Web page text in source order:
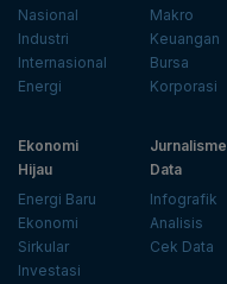
Nasional
Industri
Internasional
Energi
Makro
Keuangan
Bursa
Korporasi
Ekonomi
Hijau
Energi Baru
Ekonomi
Sirkular
Investasi
Jurnalisme
Data
Infografik
Analisis
Cek Data